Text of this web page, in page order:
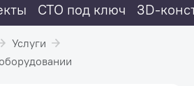
СТО под ключ 3D-
Услуги